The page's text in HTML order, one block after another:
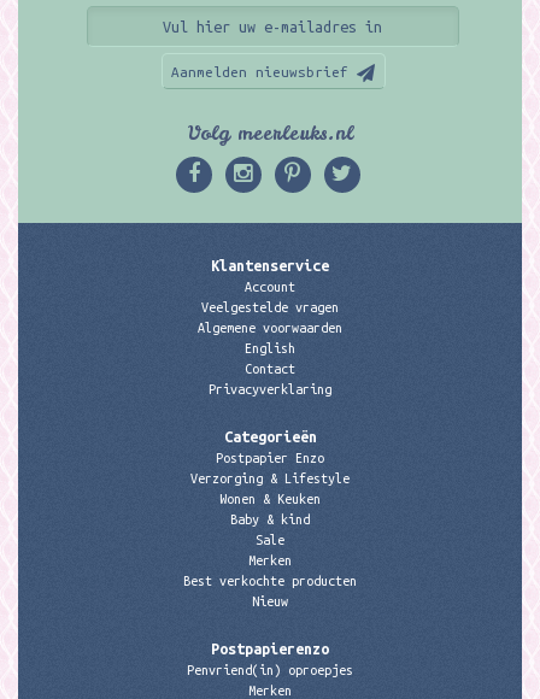
Aanmelden nieuwsbrief
Volg meerleuks.nl
Klantenservice
Account
Veelgestelde vragen
Algemene voorwaarden
English
Contact
Privacyverklaring
Categorieën
Postpapier Enzo
Verzorging & Lifestyle
Wonen & Keuken
Baby & kind
Sale
Merken
Best verkochte producten
Nieuw
Postpapierenzo
Penvriend(in) oproepjes
Merken